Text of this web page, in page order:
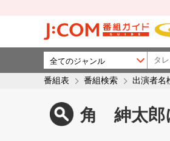
番組表 番組検索 出演者名
角 紳太郎